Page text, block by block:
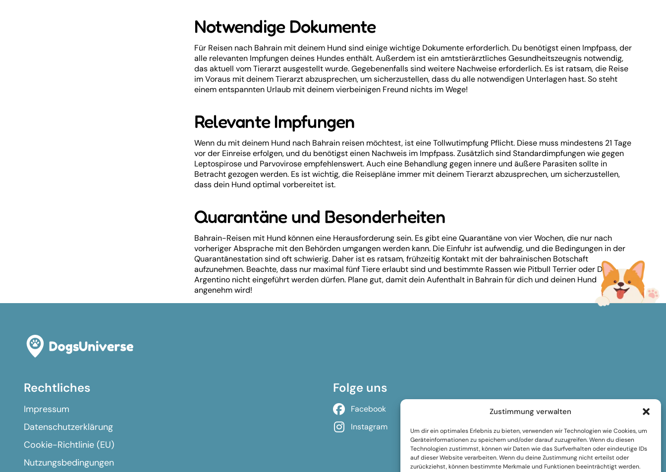
Zustimmung verwalten
Um dir ein optimales Erlebnis zu bieten, verwenden wir Technologien wie Cookies, um
Geräteinformationen zu speichern und/oder darauf zuzugreifen. Wenn du diesen
Technologien zustimmst, können wir Daten wie das Surfverhalten oder eindeutige IDs
auf dieser Website verarbeiten. Wenn du deine Zustimmung nicht erteilst oder
zurückziehst, können bestimmte Merkmale und Funktionen beeinträchtigt werden.
Notwendige Dokumente
Für Reisen nach Bahrain mit deinem Hund sind einige wichtige Dokumente erforderlich. Du benötigst einen Impfpass, der
alle relevanten Impfungen deines Hundes enthält. Außerdem ist ein amtstierärztliches Gesundheitszeugnis notwendig,
das aktuell vom Tierarzt ausgestellt wurde. Gegebenenfalls sind weitere Nachweise erforderlich. Es ist ratsam, die Reise
im Voraus mit deinem Tierarzt abzusprechen, um sicherzustellen, dass du alle notwendigen Unterlagen hast. So steht
einem entspannten Urlaub mit deinem vierbeinigen Freund nichts im Wege!
Relevante Impfungen
Wenn du mit deinem Hund nach Bahrain reisen möchtest, ist eine Tollwutimpfung Pflicht. Diese muss mindestens 21 Tage
vor der Einreise erfolgen, und du benötigst einen Nachweis im Impfpass. Zusätzlich sind Standardimpfungen wie gegen
Leptospirose und Parvovirose empfehlenswert. Auch eine Behandlung gegen innere und äußere Parasiten sollte in
Betracht gezogen werden. Es ist wichtig, die Reisepläne immer mit deinem Tierarzt abzusprechen, um sicherzustellen,
dass dein Hund optimal vorbereitet ist.
Quarantäne und Besonderheiten
Bahrain-Reisen mit Hund können eine Herausforderung sein. Es gibt eine Quarantäne von vier Wochen, die nur nach
vorheriger Absprache mit den Behörden umgangen werden kann. Die Einfuhr ist aufwendig, und die Bedingungen in der
Quarantänestation sind oft schwierig. Daher ist es ratsam, frühzeitig Kontakt mit der bahrainischen Botschaft
aufzunehmen. Beachte, dass nur maximal fünf Tiere erlaubt sind und bestimmte Rassen wie Pitbull Terrier oder Dogo
Argentino nicht eingeführt werden dürfen. Plane gut, damit dein Aufenthalt in Bahrain für dich und deinen Hund
angenehm wird!
Rechtliches
Impressum
Datenschutzerklärung
Cookie-Richtlinie (EU)
Nutzungsbedingungen
Folge uns
Facebook
Instagram